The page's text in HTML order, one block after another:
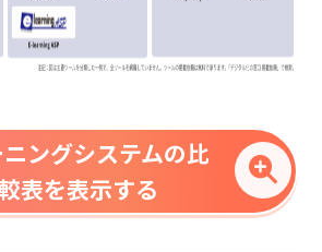
ングシステムの比
表を表示する